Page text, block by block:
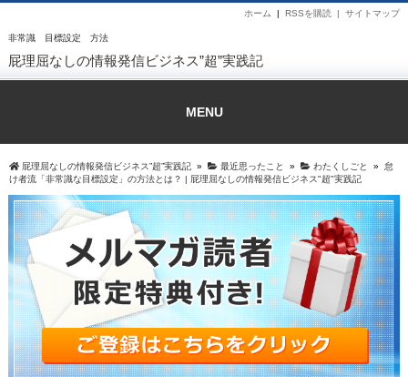
非常識 目標設定 方法
サイトマップ
RSSを購読 |
ホーム |
屁理屈なしの情報発信ビジネス”超”実践記
MENU
屁理屈なしの情報発信ビジネス”超”実践記 » 最近思ったこと » わたくしごと »
怠
け者流「非常識な目標設定」の方法とは？ | 屁理屈なしの情報発信ビジネス"超"実践記